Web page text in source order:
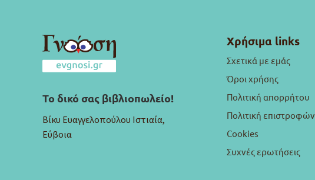
Το δικό σας βιβλιοπωλείο!
Βίκυ Ευαγγελοπούλου Ιστιαία,
Εύβοια
Χρήσιμα links
Σχετικά με εμάς
Όροι χρήσης
Πολιτική απορρήτου
Πολιτική επιστροφών
Cookies
Συχνές ερωτήσεις